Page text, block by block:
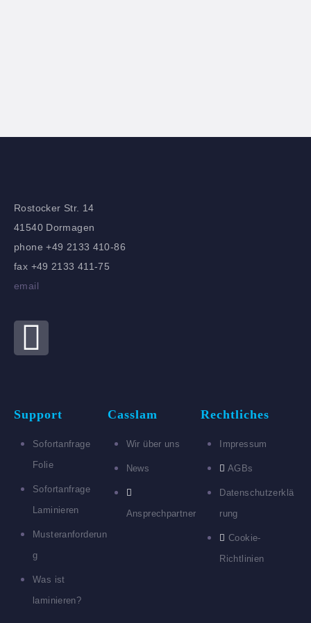
Rostocker Str. 14
41540 Dormagen
phone +49 2133 410-86
fax +49 2133 411-75
email
Support
Sofortanfrage
Folie
Sofortanfrage
Laminieren
Musteranforderun
g
Was ist
laminieren?
Casslam
Wir über uns
News
Ansprechpartner
Rechtliches
Impressum
AGBs
Datenschutzerklä
rung
Cookie-
Richtlinien